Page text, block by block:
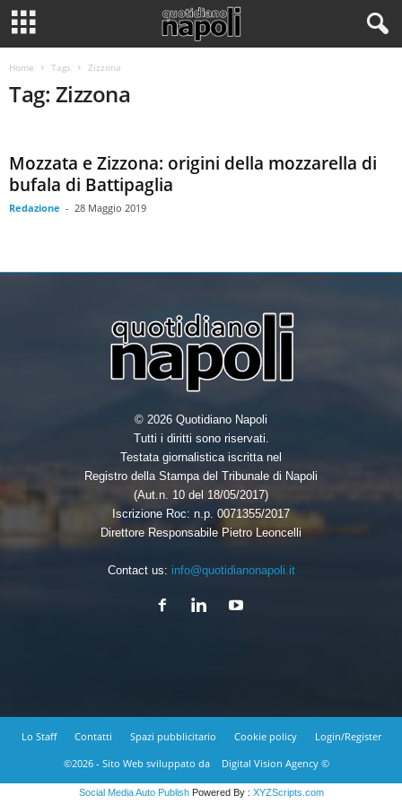
Home Tags Zizzona
Tag: Zizzona
Mozzata e Zizzona: origini della mozzarella di
bufala di Battipaglia
Redazione - 28 Maggio 2019
© 2026 Quotidiano Napoli
Tutti i diritti sono riservati.
Testata giornalistica iscritta nel
Registro della Stampa del Tribunale di Napoli
(Aut.n. 10 del 18/05/2017)
Iscrizione Roc: n.p. 0071355/2017
Direttore Responsabile Pietro Leoncelli
Contact us: info@quotidianonapoli.it
Lo Staff Contatti Spazi pubblicitario Cookie policy
Login/Register
©2026 - Sito Web sviluppato da
Digital Vision Agency ©
Social Media Auto PublishPowered By : XYZScripts.com